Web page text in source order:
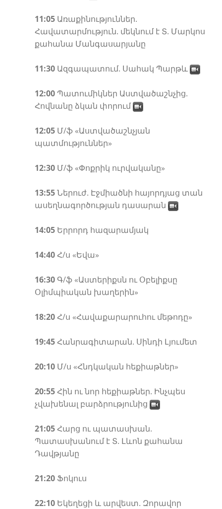
11:05 Առաքինություններ.
Հավատարմություն. մեկնում է Տ. Մարկոս
քահանա Մանգասարյանը
11:30 Ազգապատում. Սահակ Պարթև
12:00Պատումիկներ Աստվածաշնչից.
Հովնանը ձկան փորում
12:05 Մ/ֆ «Աստվածաշնչյան
պատմություններ»
12:30 Մ/ֆ «Փոքրիկ ուրվականը»
13:55Ներուժ. Էջմիածնի հայորդյաց տան
ասեղնագործության դասարան
14:05 Երրորդ հազարամյակ
14:40Հ/ս «Եվա»
16:30Գ/ֆ «Աստերիքսն ու Օբելիքսը
Օլիմպիական խաղերին»
18:20Հ/ս «Հավաքարարուհու մեթոդը»
19:45Հանրագիտարան. Սինդի Լյումետ
20:10 Մ/ս «Հնդկական հեքիաթներ»
20:55Հին ու նոր հեքիաթներ. Ինչպես
չվախենալ բարձրությունից
21:05Հարց ու պատասխան.
Պատասխանում է Տ. Լևոն քահանա
Դավթյանը
21:20 Ֆոկուս
22:10 Եկեղեցի և արվեստ. Զորավոր